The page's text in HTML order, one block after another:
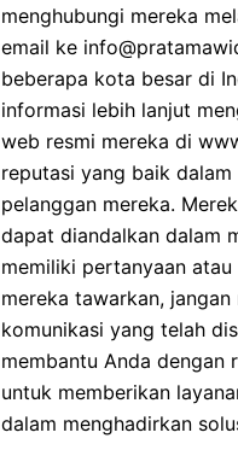
menghubungi mereka
email ke
beberapa kota besar di
informasi lebih lanjut
web resmi mereka di
reputasi yang baik
pelanggan mereka.
dapat diandalkan dalam
memiliki pertanyaan
mereka tawarkan,
komunikasi yang telah
membantu Anda dengan
untuk memberikan
dalam menghadirkan